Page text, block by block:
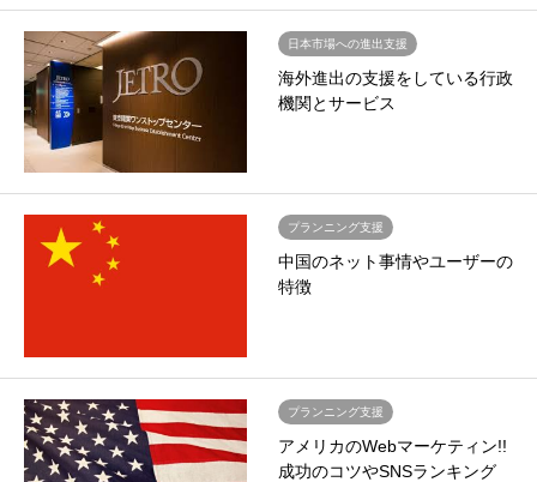
日本市場への進出支援
海外進出の支援をしている行政
機関とサービス
プランニング支援
中国のネット事情やユーザーの
特徴
プランニング支援
アメリカのWebマーケティン!!
成功のコツやSNSランキング